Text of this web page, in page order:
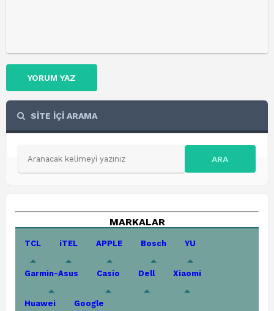
YORUM YAZ
SİTE İÇİ ARAMA
ARA
MARKALAR
TCL iTEL APPLE Bosch YU
Garmin-Asus Casio Dell Xiaomi
Huawei Google